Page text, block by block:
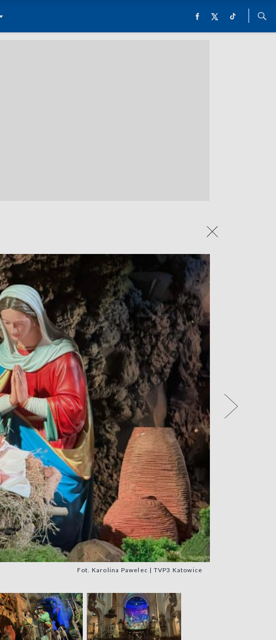
Fot. Karolina Pawelec | TVP3 Katowice